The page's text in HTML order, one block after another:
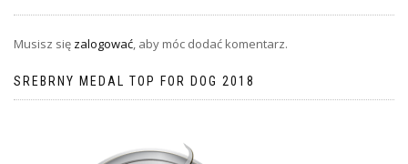
Musisz się zalogować, aby móc dodać komentarz.
SREBRNY MEDAL TOP FOR DOG 2018